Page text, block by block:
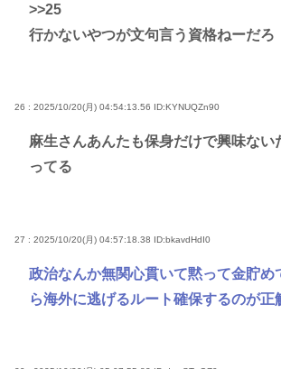
>>25
行かないやつが文句言う資格ねーだろ
26 : 2025/10/20(月) 04:54:13.56 ID:KYNUQZn90
麻生さんあんたも保身だけで興味ない
ってる
27 : 2025/10/20(月) 04:57:18.38 ID:bkavdHdI0
政治なんか無関心貫いて黙って金貯め
ら海外に逃げるルート確保するのが正